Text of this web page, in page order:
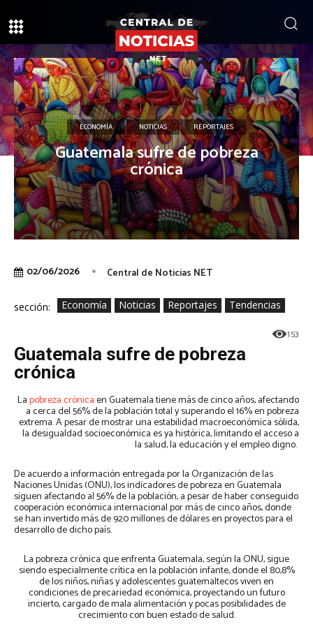
ECONOMÍA NOTICIAS REPORTAJES
Guatemala sufre de pobreza
crónica
02/06/2026 Central de Noticias NET
sección: Economía Noticias Reportajes Tendencias
153
Guatemala sufre de pobreza
crónica
Lapobreza crónicaen Guatemala tiene más de cinco años, afectando
a cerca del 56% de la población total y superando el 16% en pobreza
extrema. A pesar de mostrar una estabilidad macroeconómica sólida,
la desigualdad socioeconómica es ya histórica, limitando el acceso a
la salud, la educación y el empleo digno.
De acuerdo a información entregada por la Organización de las
Naciones Unidas (ONU), los indicadores de pobreza en Guatemala
siguen afectando al 56% de la población, a pesar de haber conseguido
cooperación económica internacional por más de cinco años, donde
se han invertido más de 920 millones de dólares en proyectos para el
desarrollo de dicho país.
La pobreza crónica que enfrenta Guatemala, según la ONU, sigue
siendo especialmente crítica en la población infante, donde el 80,8%
de los niños, niñas y adolescentes guatemaltecos viven en
condiciones de precariedad económica, proyectando un futuro
incierto, cargado de mala alimentación y pocas posibilidades de
crecimiento con buen estado de salud.